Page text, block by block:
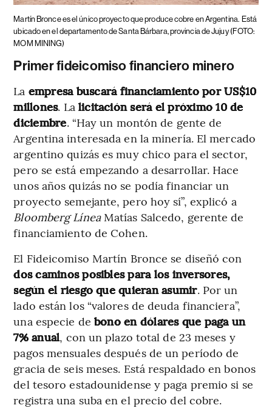
Martín Bronce es el único proyecto que produce cobre en Argentina. Está
ubicado en el departamento de Santa Bárbara, provincia de Jujuy (FOTO:
MOM MINING)
Primer fideicomiso financiero minero
La empresa buscará financiamiento por US$10
millones. La licitación será el próximo 10 de
diciembre. “Hay un montón de gente de
Argentina interesada en la minería. El mercado
argentino quizás es muy chico para el sector,
pero se está empezando a desarrollar. Hace
unos años quizás no se podía financiar un
proyecto semejante, pero hoy sí”, explicó a
Bloomberg LíneaMatías Salcedo, gerente de
financiamiento de Cohen.
El Fideicomiso Martín Bronce se diseñó con
dos caminos posibles para los inversores,
según el riesgo que quieran asumir. Por un
lado están los “valores de deuda financiera”,
una especie de bono en dólares que paga un
7% anual, con un plazo total de 23 meses y
pagos mensuales después de un período de
gracia de seis meses. Está respaldado en bonos
del tesoro estadounidense y paga premio si se
registra una suba en el precio del cobre.